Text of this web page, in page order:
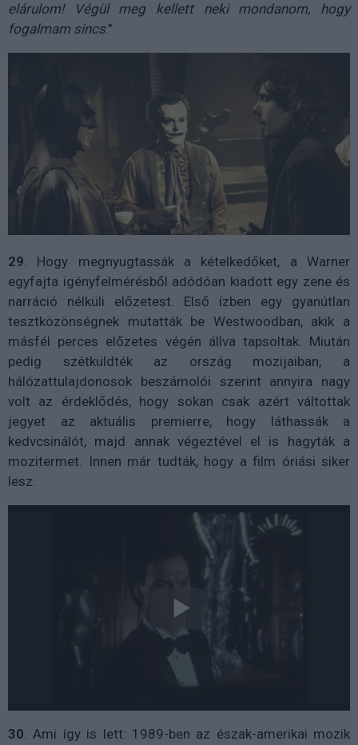
elárulom! Végül meg kellett neki mondanom, hogy
fogalmam sincs."
29. Hogy megnyugtassák a kételkedőket, a Warner
egyfajta igényfelmérésből adódóan kiadott egy zene és
narráció nélküli előzetest. Első ízben egy gyanútlan
tesztközönségnek mutatták be Westwoodban, akik a
másfél perces előzetes végén állva tapsoltak. Miután
pedig szétküldték az ország mozijaiban, a
hálózattulajdonosok beszámolói szerint annyira nagy
volt az érdeklődés, hogy sokan csak azért váltottak
jegyet az aktuális premierre, hogy láthassák a
kedvcsinálót, majd annak végeztével el is hagyták a
mozitermet. Innen már tudták, hogy a film óriási siker
lesz.
30. Ami így is lett: 1989-ben az észak-amerikai mozik